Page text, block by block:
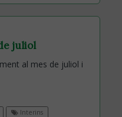
juliol
al mes de juliol i
Interins